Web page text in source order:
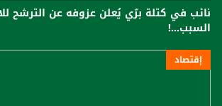
نائب في كتلة برّي يُعلن عزوفه عن الترشح
السبب...!
إقتصاد